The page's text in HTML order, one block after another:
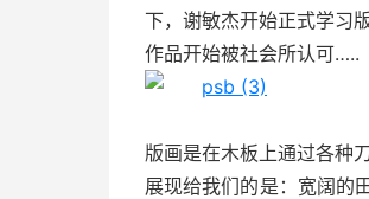
下，谢敏杰开始正式学习
作品开始被社会所认可…..
版画是在木板上通过各种
展现给我们的是：宽阔的